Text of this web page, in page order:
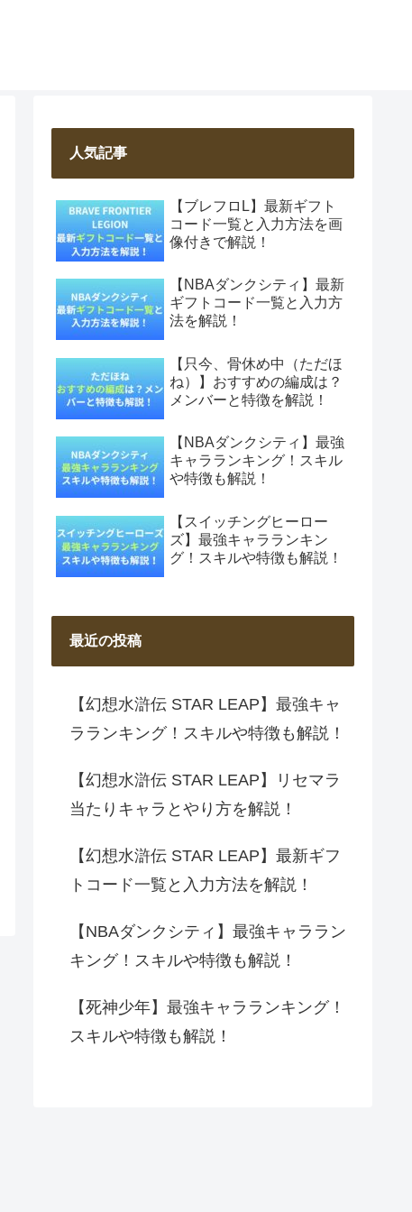
人気記事
【ブレフロL】最新ギフト
コード一覧と入力方法を画
像付きで解説！
【NBAダンクシティ】最新
ギフトコード一覧と入力方
法を解説！
【只今、骨休め中（ただほ
ね）】おすすめの編成は？
メンバーと特徴を解説！
【NBAダンクシティ】最強
キャラランキング！スキル
や特徴も解説！
【スイッチングヒーロー
ズ】最強キャラランキン
グ！スキルや特徴も解説！
最近の投稿
【幻想水滸伝 STAR LEAP】最強キャ
ラランキング！スキルや特徴も解説！
【幻想水滸伝 STAR LEAP】リセマラ
当たりキャラとやり方を解説！
【幻想水滸伝 STAR LEAP】最新ギフ
トコード一覧と入力方法を解説！
【NBAダンクシティ】最強キャララン
キング！スキルや特徴も解説！
【死神少年】最強キャラランキング！
スキルや特徴も解説！